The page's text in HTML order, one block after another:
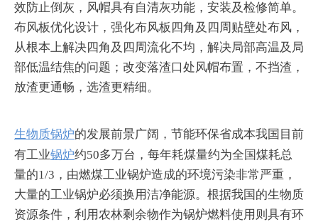
效防止倒灰，风帽具有自清灰功能，安装及检修简单。
布风板优化设计，强化布风板四角及四周贴壁处布风，
从根本上解决四角及四周流化不均，解决局部高温及局
部低温结焦的问题；改变落渣口处风帽布置，不挡渣，
放渣更通畅，选渣更精细。
生物质锅炉的发展前景广阔，节能环保省成本我国目前
有工业锅炉约50多万台，每年耗煤量约为全国煤耗总
量的1/3，由燃煤工业锅炉造成的环境污染非常严重，
大量的工业锅炉必须换用洁净能源。根据我国的生物质
资源条件，利用农林剩余物作为锅炉燃料使用则具有环